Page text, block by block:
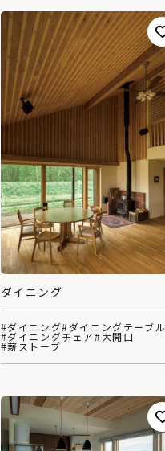
ダイニング
#ダイニング#ダイニングテーブル
#ダイニングチェア#大開口
#薪ストーブ